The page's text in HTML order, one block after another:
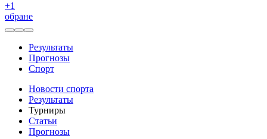
+1
обране
Результаты
Прогнозы
Спорт
Новости спорта
Результаты
Турниры
Статьи
Прогнозы